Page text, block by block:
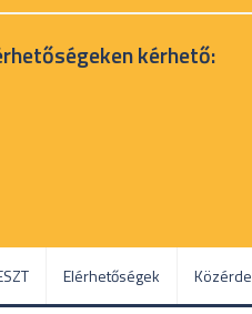
kérhető:
Elérhetőségek